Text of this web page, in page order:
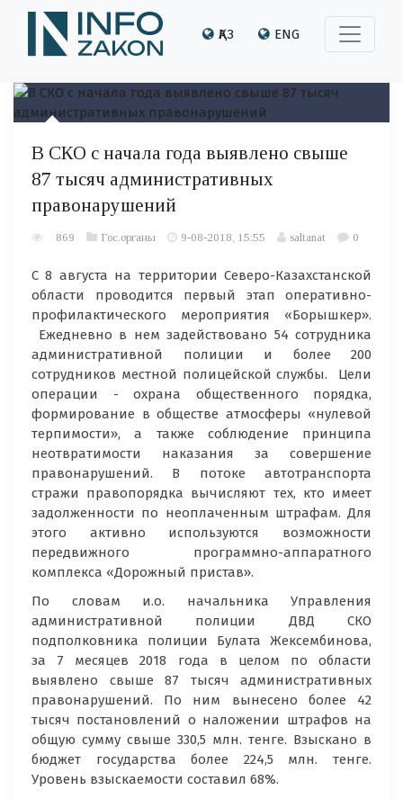
ҚАЗ ENG
В СКО с начала года выявлено свыше
87 тысяч административных
правонарушений
869 Гос.органы 9-08-2018, 15:55 saltanat 0
С 8 августа на территории Северо-Казахстанской
области проводится первый этап оперативно-
профилактического мероприятия «Борышкер».
Ежедневно в нем задействовано 54 сотрудника
административной полиции и более 200
сотрудников местной полицейской службы. Цели
операции - охрана общественного порядка,
формирование в обществе атмосферы «нулевой
терпимости», а также соблюдение принципа
неотвратимости наказания за совершение
правонарушений. В потоке автотранспорта
стражи правопорядка вычисляют тех, кто имеет
задолженности по неоплаченным штрафам. Для
этого активно используются возможности
передвижного программно-аппаратного
комплекса «Дорожный пристав».
По словам и.о. начальника Управления
административной полиции ДВД СКО
подполковника полиции Булата Жексембинова,
за 7 месяцев 2018 года в целом по области
выявлено свыше 87 тысяч административных
правонарушений. По ним вынесено более 42
тысяч постановлений о наложении штрафов на
общую сумму свыше 330,5 млн. тенге. Взыскано в
бюджет государства более 224,5 млн. тенге.
Уровень взыскаемости составил 68%.